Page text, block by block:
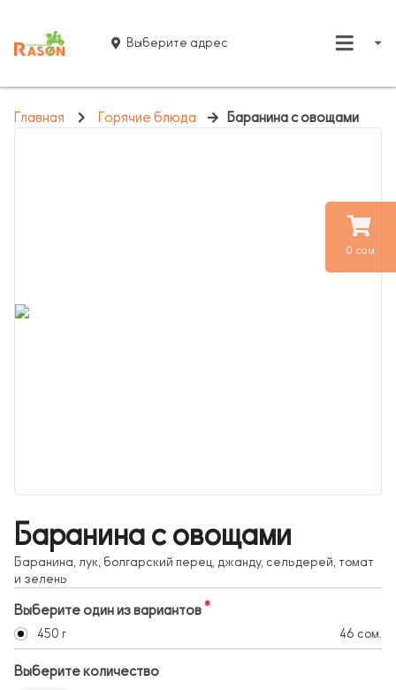
0 сом.
Выберите адрес
Главная Горячие блюда Баранина с овощами
Баранина с овощами
Баранина, лук, болгарский перец, джанду, сельдерей, томат
и зелень
Выберите один из вариантов
450 г 46 сом.
Выберите количество